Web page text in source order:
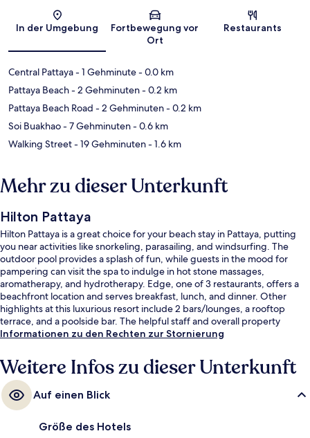
In der Umgebung
Fortbewegung vor
Ort
Restaurants
Central Pattaya- 1 Gehminute- 0.0 km
Pattaya Beach- 2 Gehminuten- 0.2 km
Pattaya Beach Road - 2 Gehminuten- 0.2 km
Soi Buakhao- 7 Gehminuten- 0.6 km
Walking Street- 19 Gehminuten- 1.6 km
Mehr zu dieser Unterkunft
Hilton Pattaya
Hilton Pattaya is a great choice for your beach stay in Pattaya, putting
you near activities like snorkeling, parasailing, and windsurfing. The
outdoor pool provides a splash of fun, while guests in the mood for
pampering can visit the spa to indulge in hot stone massages,
aromatherapy, and hydrotherapy. Edge, one of 3 restaurants, offers a
beachfront location and serves breakfast, lunch, and dinner. Other
highlights at this luxurious resort include 2 bars/lounges, a rooftop
terrace, and a poolside bar. The helpful staff and overall property
condition get good marks from fellow travelers.
Informationen zu den Rechten zur Stornierung
Weitere Infos zu dieser Unterkunft
Auf einen Blick
Größe des Hotels